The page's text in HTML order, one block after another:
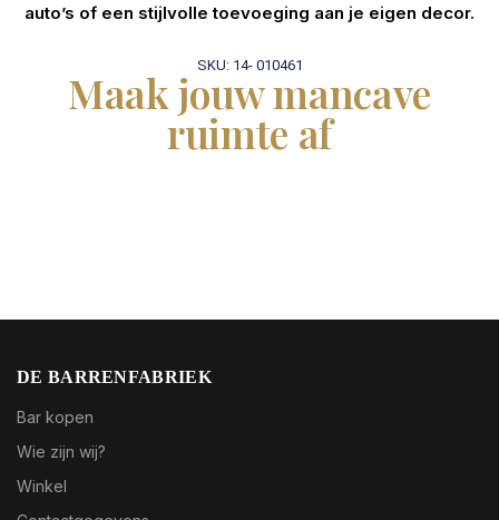
auto’s of een stijlvolle toevoeging aan je eigen decor.
SKU: 14- 010461
Maak jouw mancave
ruimte af
DE BARRENFABRIEK
Bar kopen
Wie zijn wij?
Winkel